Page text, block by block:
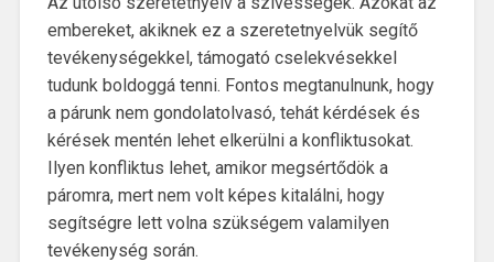
embereket, akiknek ez a szeretetnyelvük segítő
tevékenységekkel, támogató cselekvésekkel
tudunk boldoggá tenni. Fontos megtanulnunk, hogy
a párunk nem gondolatolvasó, tehát kérdések és
kérések mentén lehet elkerülni a konfliktusokat.
Ilyen konfliktus lehet, amikor megsértődök a
páromra, mert nem volt képes kitalálni, hogy
segítségre lett volna szükségem valamilyen
tevékenység során.